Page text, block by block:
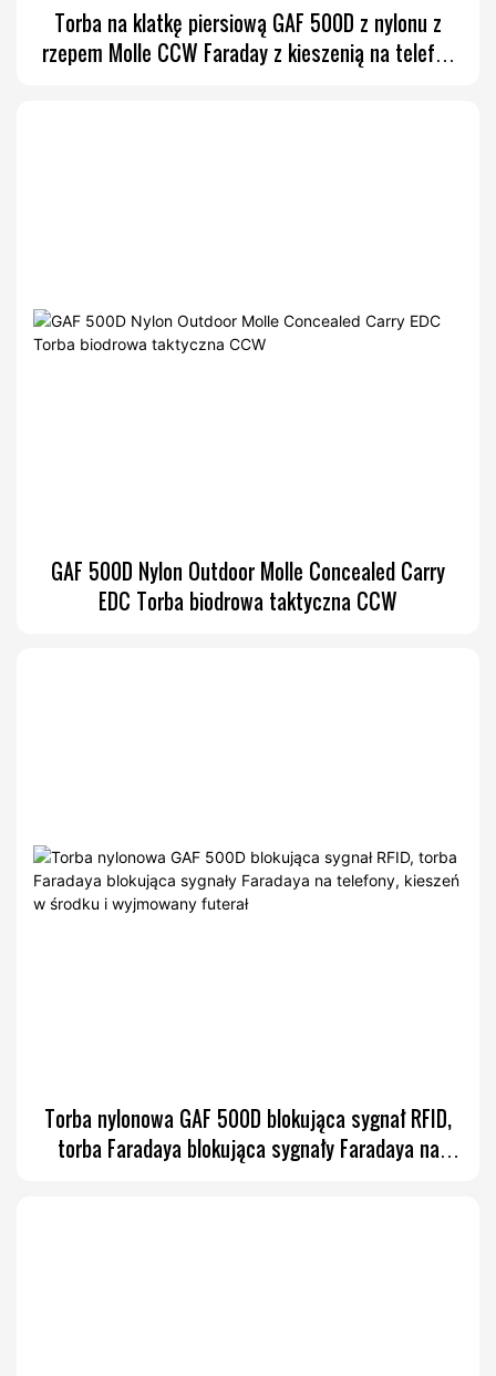
Torba na klatkę piersiową GAF 500D z nylonu z
rzepem Molle CCW Faraday z kieszenią na telefon
GAF 500D Nylon Outdoor Molle Concealed Carry
EDC Torba biodrowa taktyczna CCW
Torba nylonowa GAF 500D blokująca sygnał RFID,
torba Faradaya blokująca sygnały Faradaya na